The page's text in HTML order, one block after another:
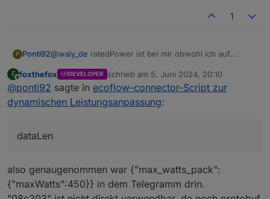
1
P Ponti92@waly_de ratedPower ist bei mir obwohl ich auf
Wenn ich den Wert in der App verstelle, dann zeigt mir
das log folgendes an:
10:10:34.569	info	javascript.0 (21466)
F
Offline
foxthefox DEVELOPER schrieb am 5. Juni 2024, 20:10
zuletzt editiert von
@ponti92 sagte in ecoflow-connector-Script zur
dynamischen Leistungsanpassung:
dataLen
also genaugenommen war {"max_watts_pack":
{"maxWatts":450}} in dem Telegramm drin.